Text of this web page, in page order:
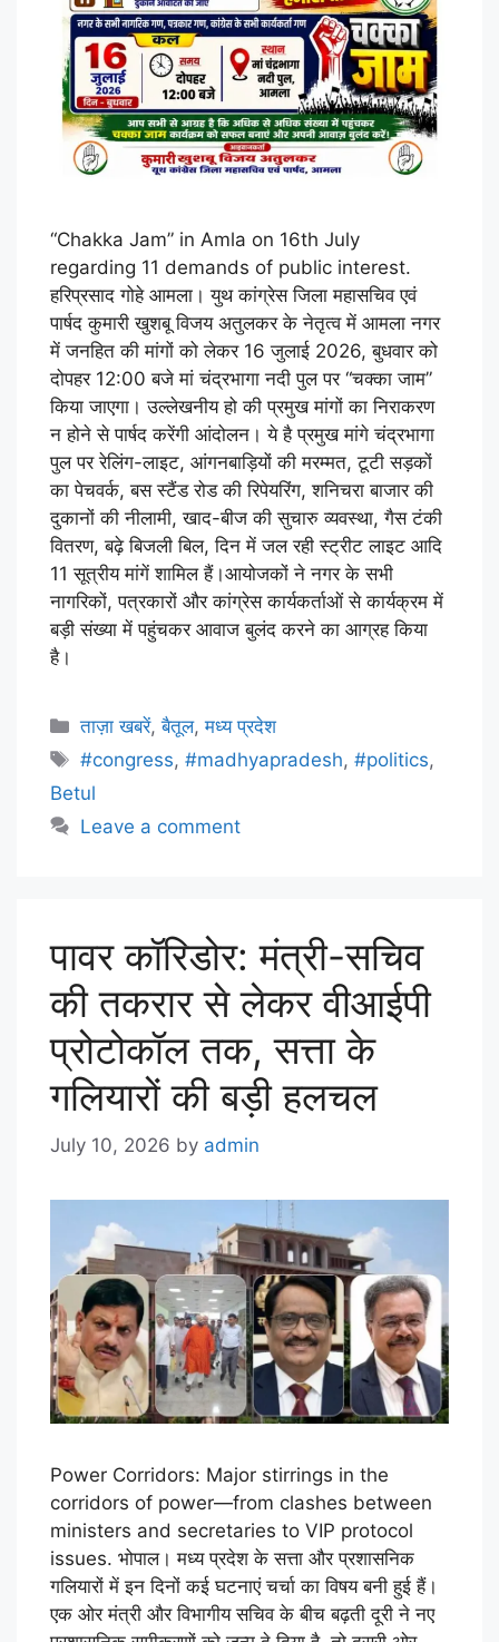
“Chakka Jam” in Amla on 16th July
regarding 11 demands of public interest.
हरिप्रसाद गोहे आमला। युथ कांग्रेस जिला महासचिव एवं
पार्षद कुमारी खुशबू विजय अतुलकर के नेतृत्व में आमला नगर
में जनहित की मांगों को लेकर 16 जुलाई 2026, बुधवार को
दोपहर 12:00 बजे मां चंद्रभागा नदी पुल पर “चक्का जाम”
किया जाएगा। उल्लेखनीय हो की प्रमुख मांगों का निराकरण
न होने से पार्षद करेंगी आंदोलन। ये है प्रमुख मांगे चंद्रभागा
पुल पर रेलिंग-लाइट, आंगनबाड़ियों की मरम्मत, टूटी सड़कों
का पेचवर्क, बस स्टैंड रोड की रिपेयरिंग, शनिचरा बाजार की
दुकानों की नीलामी, खाद-बीज की सुचारु व्यवस्था, गैस टंकी
वितरण, बढ़े बिजली बिल, दिन में जल रही स्ट्रीट लाइट आदि
11 सूत्रीय मांगें शामिल हैं।आयोजकों ने नगर के सभी
नागरिकों, पत्रकारों और कांग्रेस कार्यकर्ताओं से कार्यक्रम में
बड़ी संख्या में पहुंचकर आवाज बुलंद करने का आग्रह किया
है।
ताज़ा खबरें,बैतूल,मध्य प्रदेश
#congress,#madhyapradesh,#politics,
Betul
Leave a comment
पावर कॉरिडोर: मंत्री-सचिव
की तकरार से लेकर वीआईपी
प्रोटोकॉल तक, सत्ता के
गलियारों की बड़ी हलचल
July 10, 2026 by admin
Power Corridors: Major stirrings in the
corridors of power—from clashes between
ministers and secretaries to VIP protocol
issues. भोपाल। मध्य प्रदेश के सत्ता और प्रशासनिक
गलियारों में इन दिनों कई घटनाएं चर्चा का विषय बनी हुई हैं।
एक ओर मंत्री और विभागीय सचिव के बीच बढ़ती दूरी ने नए